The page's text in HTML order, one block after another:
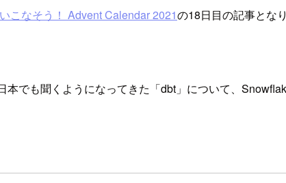
こなそう！ Advent Calendar 2021の18日目の記事となり
でも聞くようになってきた「dbt」について、